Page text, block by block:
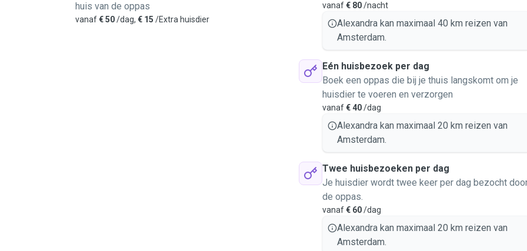
huis van de oppas
vanaf€ 50/dag, € 15 /Extra huisdier
vanaf€ 80/nacht
Alexandra kan maximaal 40 km reizen van
Amsterdam.
Eén huisbezoek per dag
Boek een oppas die bij je thuis langskomt om je
huisdier te voeren en verzorgen
vanaf€ 40/dag
Alexandra kan maximaal 20 km reizen van
Amsterdam.
Twee huisbezoeken per dag
Je huisdier wordt twee keer per dag bezocht
de oppas.
vanaf€ 60/dag
Alexandra kan maximaal 20 km reizen van
Amsterdam.